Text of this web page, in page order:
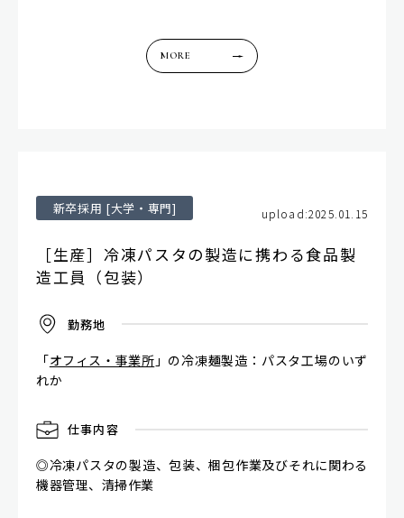
MORE
新卒採用 [大学・専門]
［生産］冷凍パスタの製造に携わる食品製
造工員（包装）
upload:2025.01.15
勤務地
「オフィス・事業所 」の冷凍麺製造：パスタ工場のいず
れか
仕事内容
◎冷凍パスタの製造、包装、梱包作業及びそれに関わる
機器管理、清掃作業